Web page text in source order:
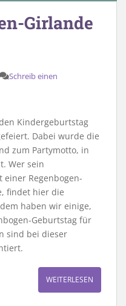
Girlande
Schreib einen
Kindergeburtstag
Dabei wurde die
zum Partymotto, in
Wer sein
Regenbogen-
findet hier die
haben wir einige,
Geburtstag für
sind bei dieser
WEITERLESEN